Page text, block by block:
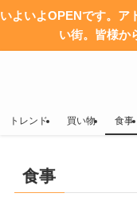
いよいよOPENです。ア
い街。皆様か
トレンド 買い物 食事
食事